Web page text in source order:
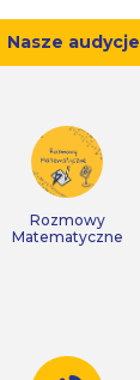
Nasze audycje
Rozmowy
Matematyczne